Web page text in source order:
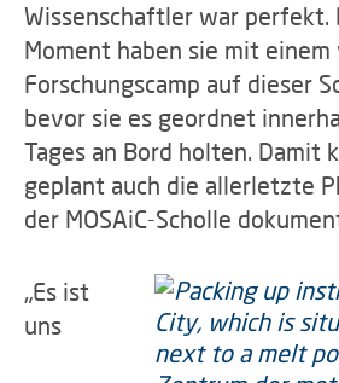
Wissenschaftler war perfekt.
Moment haben sie mit
Forschungscamp auf dieser
bevor sie es geordnet
Tages an Bord holten. Damit
geplant auch die allerletzte
der MOSAiC-Scholle
„Es ist
uns